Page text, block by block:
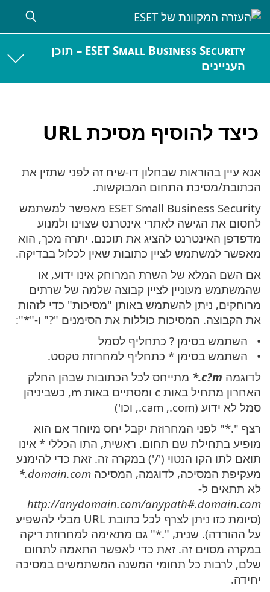
ESET Small Business Security – תוכן
העניינים
כיצד להוסיף מסיכת URL
אנא עיין בהוראות שבחלון דו-שיח זה לפני שתזין את
הכתובת/מסיכת התחום המבוקשות.
ESET Small Business Security מאפשר למשתמש
לחסום את הגישה לאתרי אינטרנט שצוינו ולמנוע
מדפדפן האינטרנט להציג את תוכנם. יתרה מכך, הוא
מאפשר למשתמש לציין כתובות שאין לכלול בבדיקה.
אם השם המלא של השרת המרוחק אינו ידוע, או
שהמשתמש מעוניין לציין קבוצה שלמה של שרתים
מרוחקים, ניתן להשתמש באותן "מסיכות" כדי לזהות
את הקבוצה. המסיכות כוללות את הסימנים "?" ו-"*":
השתמש בסימן ? כתחליף לסמל
השתמש בסימן * כתחליף למחרוזת טקסט.
לדוגמה ‎*.c?m מתייחס לכל הכתובות שבהן החלק
האחרון מתחיל באות c ומסתיים באות m, כשביניהן
סמל לא ידוע (‎.com‏, ‎.cam, וכו')
רצף "‎*.‎" לפני המחרוזת יקבל יחס מיוחד אם הוא
מופיע בתחילת שם תחום. ראשית, התו הכללי * אינו
תואם לתו הקו הנטוי ('/') במקרה זה. זאת כדי להימנע
מעקיפת המסיכה, לדוגמה, המסיכה ‎*.domain.com
לא תתאים ל-
http://anydomain.com/anypath#.domain.com
(סיומת כזו ניתן לצרף לכל כתובת URL מבלי להשפיע
על ההורדה). שנית, "‎*.‎" גם מתאימה למחרוזת ריקה
במקרה מסוים זה. זאת כדי לאפשר התאמה לתחום
שלם, לרבות כל תחומי המשנה המשתמשים במסיכה
יחידה.